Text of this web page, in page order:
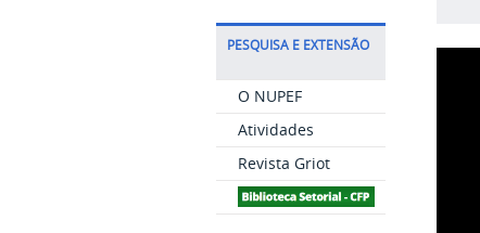
PESQUISA E EXTENSÃO
O NUPEF
Atividades
Revista Griot